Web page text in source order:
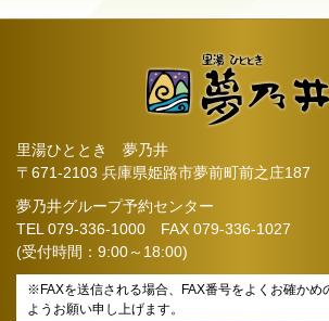
里湯ひととき 夢乃井
〒671-2103 兵庫県姫路市夢前町前之庄187
夢乃井グループ予約センター
TEL079-336-1000 FAX 079-336-1027
(受付時間：9:00～18:00)
※FAXを送信される場合、FAX番号をよくお確かめ
ようお願い申し上げます。